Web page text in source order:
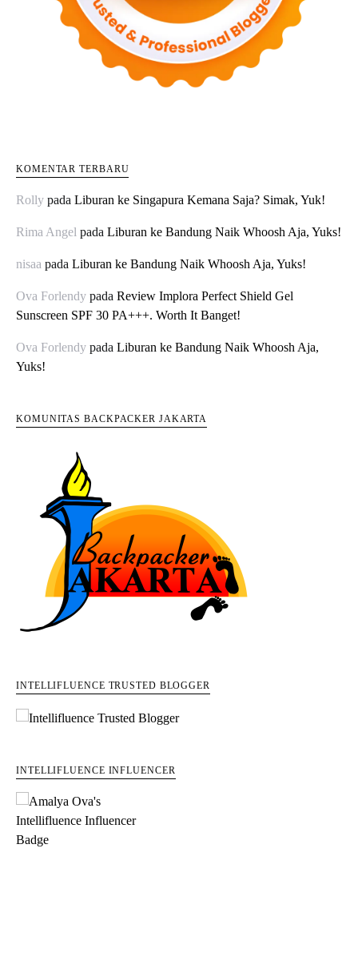
KOMENTAR TERBARU
Rolly pada Liburan ke Singapura Kemana Saja? Simak, Yuk!
Rima Angel pada Liburan ke Bandung Naik Whoosh Aja, Yuks!
nisaa pada Liburan ke Bandung Naik Whoosh Aja, Yuks!
Ova Forlendy pada Review Implora Perfect Shield Gel
Sunscreen SPF 30 PA+++. Worth It Banget!
Ova Forlendy pada Liburan ke Bandung Naik Whoosh Aja,
Yuks!
KOMUNITAS BACKPACKER JAKARTA
INTELLIFLUENCE TRUSTED BLOGGER
INTELLIFLUENCE INFLUENCER